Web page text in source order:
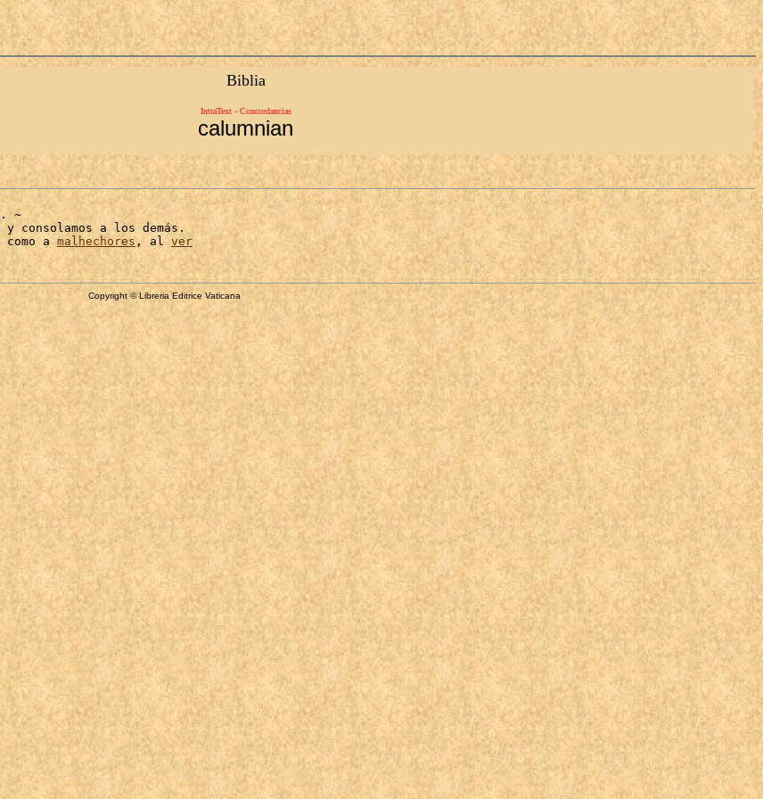
Biblia
IntraText - Concordancias
calumnian
. ~
y consolamos a los demás.
como a malhechores, al ver
Copyright © Libreria Editrice Vaticana